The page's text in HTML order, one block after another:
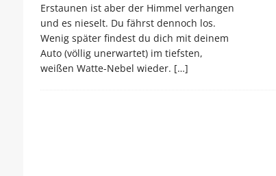
Erstaunen ist aber der Himmel verhangen
und es nieselt. Du fährst dennoch los.
Wenig später findest du dich mit deinem
Auto (völlig unerwartet) im tiefsten,
weißen Watte-Nebel wieder. […]